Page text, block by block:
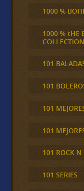
1000 %
1000 % tHE
COLLECTION
101
101
101
101
101 ROCK
101 SERIES